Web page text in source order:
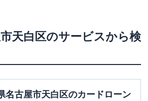
天白区のサービスから検
名古屋市天白区のカードローン